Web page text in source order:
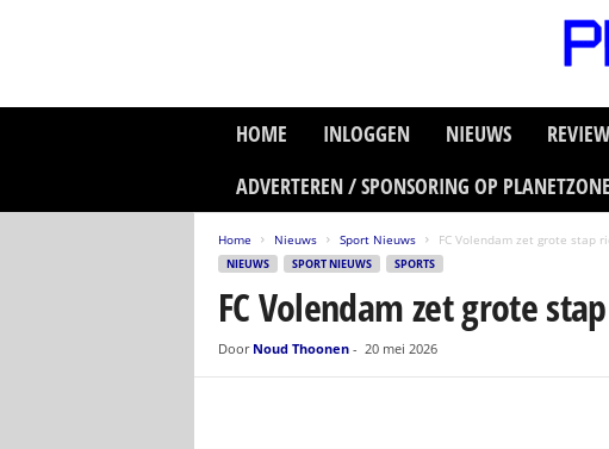
HOME INLOGGEN NIEUWS
ADVERTEREN / SPONSORING OP PLANETZONE
Home Nieuws Sport Nieuws FC Volendam zet grote stap
NIEUWS SPORT NIEUWS SPORTS
FC Volendam zet grote
Door Noud Thoonen- 20 mei 2026